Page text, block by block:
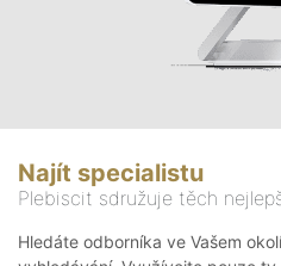
Najít specialistu
Plebiscit sdružuje těch
Hledáte odborníka ve Vašem